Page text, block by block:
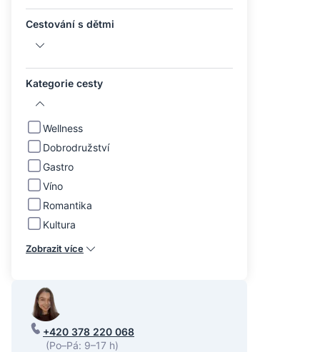
Cestování s dětmi
Kategorie cesty
Wellness
Dobrodružství
Gastro
Víno
Romantika
Kultura
Zobrazit více
+420 378 220 068
(Po–Pá: 9–17 h)